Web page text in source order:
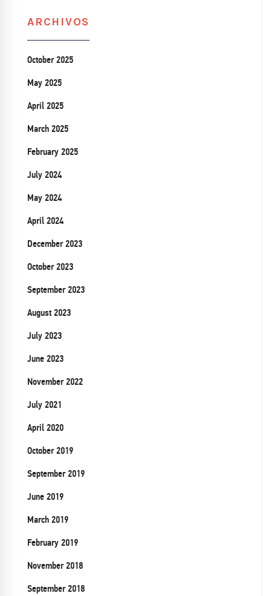
ARCHIVOS
October 2025
May 2025
April 2025
March 2025
February 2025
July 2024
May 2024
April 2024
December 2023
October 2023
September 2023
August 2023
July 2023
June 2023
November 2022
July 2021
April 2020
October 2019
September 2019
June 2019
March 2019
February 2019
November 2018
September 2018